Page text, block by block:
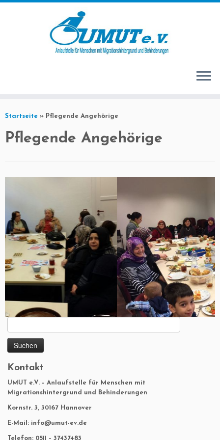
Startseite » Pflegende Angehörige
Pflegende Angehörige
nach:
Kontakt
UMUT e.V. – Anlaufstelle für Menschen mit
Migrationshintergrund und Behinderungen
Kornstr. 3, 30167 Hannover
E-Mail: info@umut-ev.de
Telefon: 0511 – 37437483